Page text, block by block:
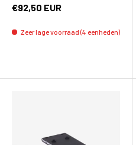
€92,50 EUR
Zeer lage voorraad (4 eenheden)